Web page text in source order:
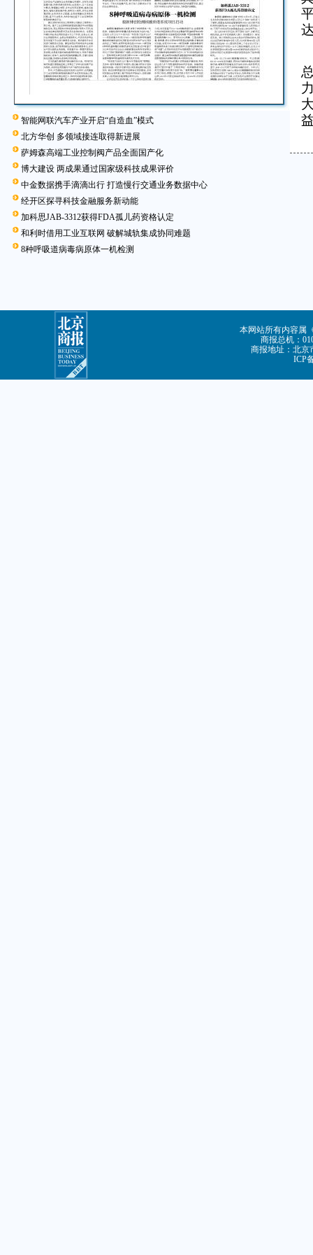
智能网联汽车产业开启“自造血”模式
北方华创 多领域接连取得新进展
萨姆森高端工业控制阀产品全面国产化
博大建设 两成果通过国家级科技成果评价
中金数据携手滴滴出行 打造慢行交通业务数据中心
经开区探寻科技金融服务新动能
加科思JAB-3312获得FDA孤儿药资格认定
和利时借用工业互联网 破解城轨集成协同难题
8种呼吸道病毒病原体一机检测
本网站所有内容属
商报总机：
商报地址：北京
ICP